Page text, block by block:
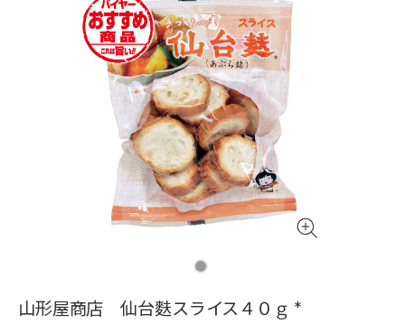
山形屋商店 仙台麩スライス４０ｇ *